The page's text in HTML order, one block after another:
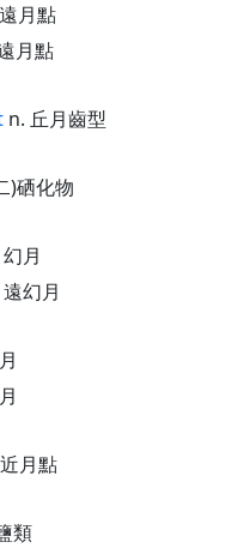
月點
月點
n. 丘月齒型
)硒化物
月
幻月
月點
類